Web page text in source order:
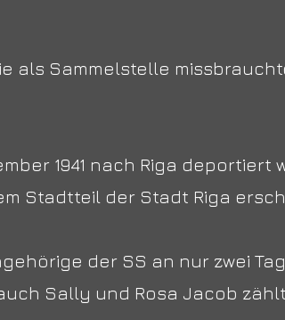
als Sammelstelle
1941 nach Riga deportiert
Stadtteil der Stadt Riga
der SS an nur zwei
Sally und Rosa Jacob